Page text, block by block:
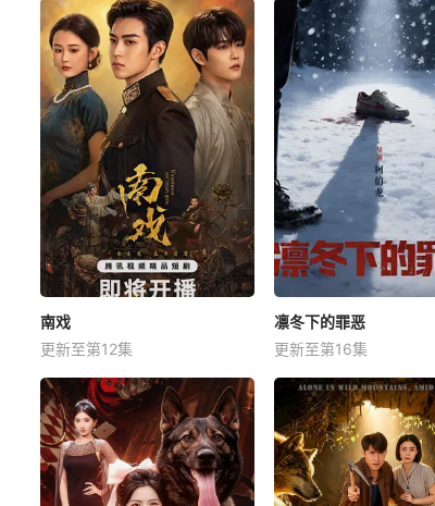
南戏
更新至第12集
凛冬下的罪恶
更新至第16集